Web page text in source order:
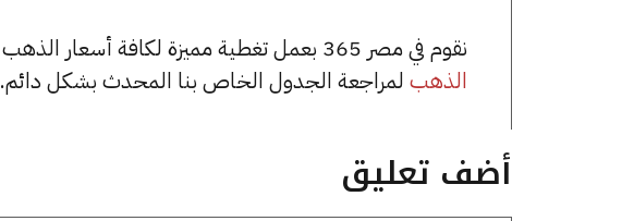
نقوم في مصر 365 بعمل تغطية مميزة لكافة أسعار الذهب في مصر، يمكنك الاطلاع على صفحة
الذهب لمراجعة الجدول الخاص بنا المحدث بشكل دائم.
أضف تعليق